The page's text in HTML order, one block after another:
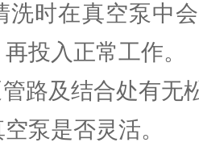
洗时在真空泵中
投入正常工作。
路及结合处有无
泵是否灵活。